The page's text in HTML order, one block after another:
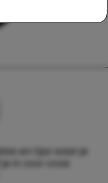
en tips waar je
in voor onze